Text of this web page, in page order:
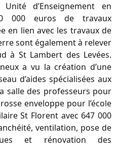
d’Enseignement en
000 euros de travaux
en lien avec les travaux de
sont également à relever
à St Lambert des Levées.
a vu la création d’une
d’aides spécialisées aux
salle des professeurs pour
enveloppe pour l’école
St Florent avec 647 000
ventilation, pose de
et rénovation des